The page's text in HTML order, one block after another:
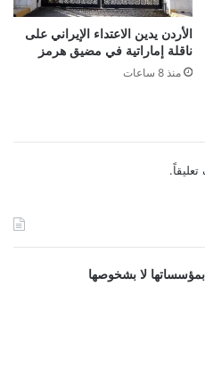
الأردن يدين الاعتداء الإيراني على
ناقلة إماراتية في مضيق هرمز
منذ 8 ساعات
بمؤسساتها لا بشخوصها